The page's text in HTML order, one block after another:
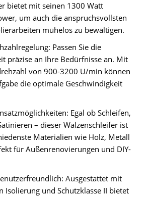
bietet mit seinen 1300 Watt
um auch die anspruchsvollsten
mühelos zu bewältigen.
Passen Sie die
präzise an Ihre Bedürfnisse an. Mit
von 900-3200 U/min können
die optimale Geschwindigkeit
Egal ob Schleifen,
– dieser Walzenschleifer ist
Materialien wie Holz, Metall
für Außenrenovierungen und DIY-
Ausgestattet mit
Isolierung und Schutzklasse II bietet